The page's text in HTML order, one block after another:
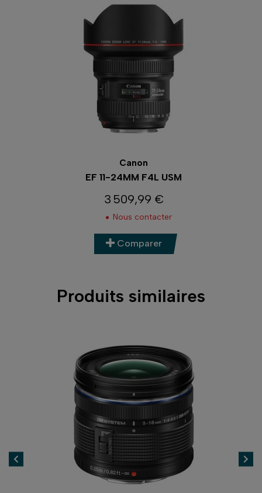
Canon
EF 11-24MM F4L USM
Prix
3 509,99 €
Nous contacter
Comparer
Produits similaires